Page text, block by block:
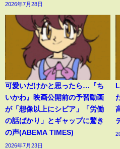
2026年7月28日
可愛いだけかと思ったら…『ち
いかわ』映画公開前の予習動画
が「想像以上にシビア」「労働
の話ばかり」とギャップに驚き
の声(ABEMA TIMES)
2026年7月23日